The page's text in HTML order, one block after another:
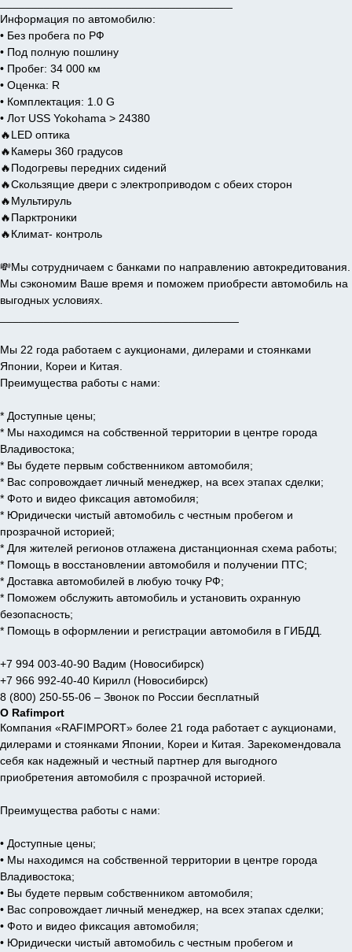
Информация по автомобилю:
• Без пробега по РФ
• Под полную пошлину
• Пробег: 34 000 км
• Оценка: R
• Комплектация: 1.0 G
• Лот USS Yokohama > 24380
🔥LED оптика
🔥Камеры 360 градусов
🔥Подогревы передних сидений
🔥Скользящие двери с электроприводом с обеих сторон
🔥Мультируль
🔥Парктроники
🔥Климат- контроль
💸Мы сотрудничаем с банками по направлению автокредитования.
Мы сэкономим Ваше время и поможем приобрести автомобиль на
выгодных условиях.
Мы 22 года работаем с аукционами, дилерами и стоянками
Японии, Кореи и Китая.
Преимущества работы с нами:
* Доступные цены;
* Мы находимся на собственной территории в центре города
Владивостока;
* Вы будете первым собственником автомобиля;
* Вас сопровождает личный менеджер, на всех этапах сделки;
* Фото и видео фиксация автомобиля;
* Юридически чистый автомобиль с честным пробегом и
прозрачной историей;
* Для жителей регионов отлажена дистанционная схема работы;
* Помощь в восстановлении автомобиля и получении ПТС;
* Доставка автомобилей в любую точку РФ;
* Поможем обслужить автомобиль и установить охранную
безопасность;
* Помощь в оформлении и регистрации автомобиля в ГИБДД.
+7 994 003-40-90 Вадим (Новосибирск)
+7 966 992-40-40 Кирилл (Новосибирск)
8 (800) 250-55-06 – Звонок по России бесплатный
О Rafimport
Компания «RAFIMPORT» более 21 года работает с аукционами,
дилерами и стоянками Японии, Кореи и Китая. Зарекомендовала
себя как надежный и честный партнер для выгодного
приобретения автомобиля с прозрачной историей.
Преимущества работы с нами:
• Доступные цены;
• Мы находимся на собственной территории в центре города
Владивостока;
• Вы будете первым собственником автомобиля;
• Вас сопровождает личный менеджер, на всех этапах сделки;
• Фото и видео фиксация автомобиля;
• Юридически чистый автомобиль с честным пробегом и